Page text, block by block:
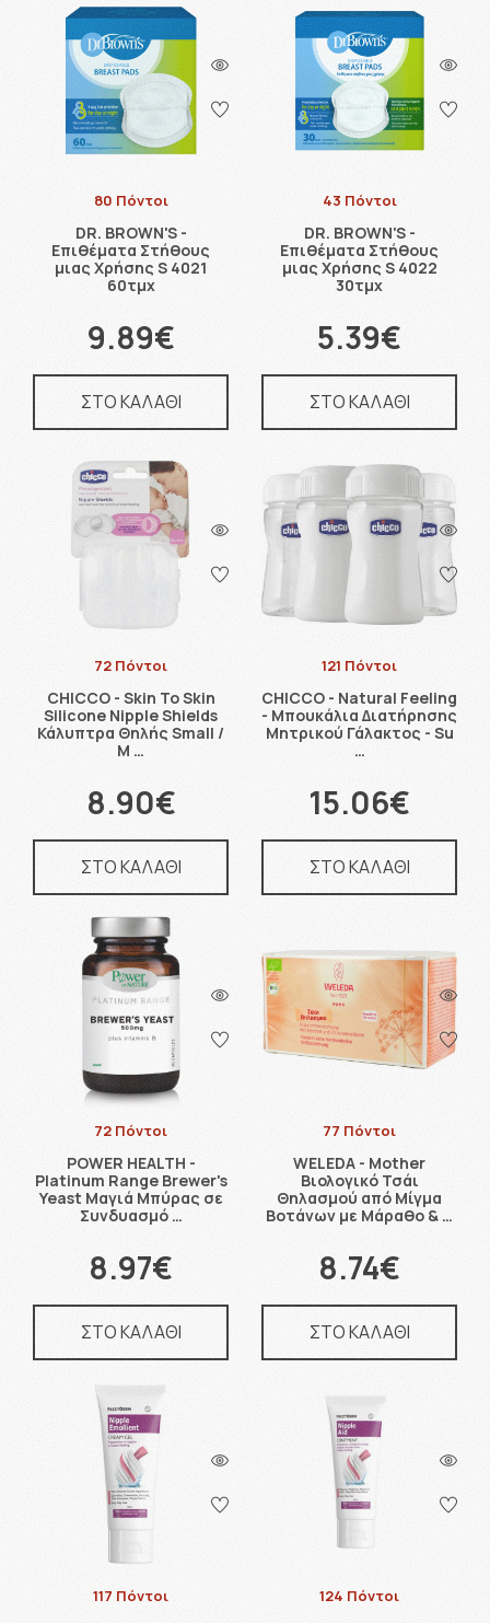
80 Πόντοι
DR. BROWN'S -
Επιθέματα Στήθους
μιας Χρήσης S 4021
60τμχ
9.89€
ΣΤΟ ΚΑΛΑΘΙ
43 Πόντοι
DR. BROWN'S -
Επιθέματα Στήθους
μιας Χρήσης S 4022
30τμχ
5.39€
ΣΤΟ ΚΑΛΑΘΙ
72 Πόντοι
CHICCO - Skin To Skin
Silicone Nipple Shields
Κάλυπτρα Θηλής Small /
M …
8.90€
ΣΤΟ ΚΑΛΑΘΙ
121 Πόντοι
CHICCO - Natural Feeling
- Μπουκάλια Διατήρησης
Μητρικού Γάλακτος - Su
…
15.06€
ΣΤΟ ΚΑΛΑΘΙ
72 Πόντοι
POWER HEALTH -
Platinum Range Brewer's
Yeast Μαγιά Μπύρας σε
Συνδυασμό …
8.97€
ΣΤΟ ΚΑΛΑΘΙ
77 Πόντοι
WELEDA - Mother
Βιολογικό Τσάι
Θηλασμού από Μίγμα
Βοτάνων με Μάραθο & …
8.74€
ΣΤΟ ΚΑΛΑΘΙ
117 Πόντοι 124 Πόντοι